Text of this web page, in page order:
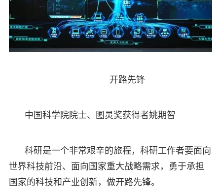
开路先锋
中国科学院院士、图灵奖获得者姚期智
科研是一个非常艰辛的旅程，科研工作者要面向
世界科技前沿、面向国家重大战略需求，勇于承担
国家的科技和产业创新，做开路先锋。